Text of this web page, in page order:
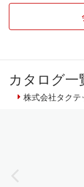
カタログ一
株式会社タクテ